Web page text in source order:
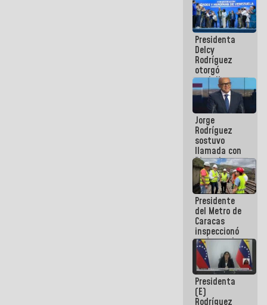
Mayor
Eléctrico
para
abordar
planes de
acción
Presidenta
Delcy
Rodríguez
otorgó
medalla
"Héroe de
Venezuela"
a servidores
públicos
Jorge
Rodríguez
sostuvo
llamada con
Dinorah
Figuera y
acuerdan
primer
encuentro
presencial
para el
diálogo
Presidente
del Metro de
Caracas
inspeccionó
trabajos de
rehabilitación
y
modernización
de la vía
férrea
Presidenta
(E)
Rodríguez